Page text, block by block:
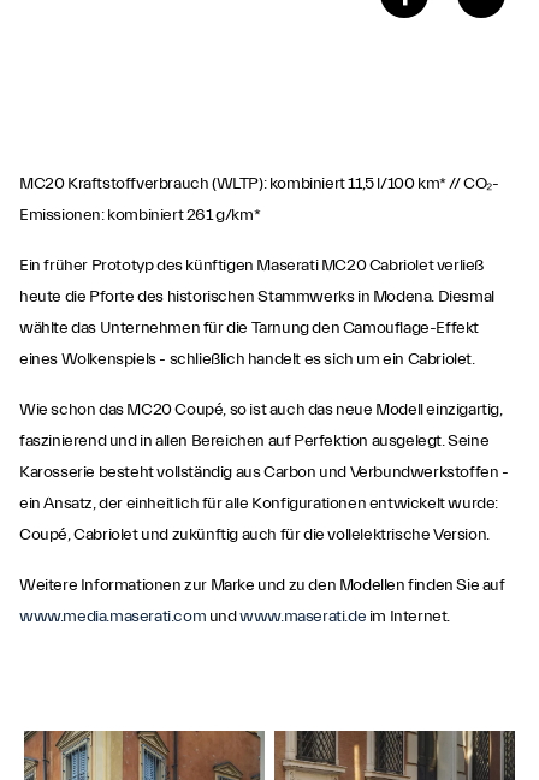
MC20 Kraftstoffverbrauch (WLTP): kombiniert 11,5 l/100 km* // CO₂-
Emissionen: kombiniert 261 g/km*
Ein früher Prototyp des künftigen Maserati MC20 Cabriolet verließ
heute die Pforte des historischen Stammwerks in Modena. Diesmal
wählte das Unternehmen für die Tarnung den Camouflage-Effekt
eines Wolkenspiels - schließlich handelt es sich um ein Cabriolet.
Wie schon das MC20 Coupé, so ist auch das neue Modell einzigartig,
faszinierend und in allen Bereichen auf Perfektion ausgelegt. Seine
Karosserie besteht vollständig aus Carbon und Verbundwerkstoffen -
ein Ansatz, der einheitlich für alle Konfigurationen entwickelt wurde:
Coupé, Cabriolet und zukünftig auch für die vollelektrische Version.
Weitere Informationen zur Marke und zu den Modellen finden Sie auf
www.media.maserati.com undwww.maserati.de im Internet.